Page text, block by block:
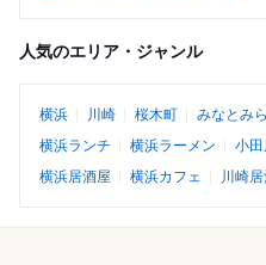
人気のエリア・ジャンル
横浜 川崎 桜木町 みなとみ
横浜ランチ
横浜ラーメン 小
横浜居酒屋
横浜カフェ 川崎